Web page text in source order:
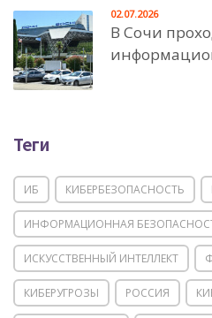
В Сочи
02.07.2026
Теги
ИБ КИБЕРБЕЗОПАСНОСТЬ
ИНФОРМАЦИОННАЯ
ИСКУССТВЕННЫЙ ИНТЕЛЛЕКТ
КИБЕРУГРОЗЫ РОССИЯ